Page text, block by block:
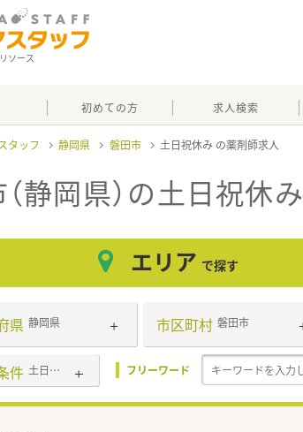
ソース
初めての方 求人検索
タッフ 静岡県 磐田市 土日祝休み
静岡県）の土日祝休み
エリア で探す
県 静岡県 市区町村 磐田市
件 土日祝休み フリーワード